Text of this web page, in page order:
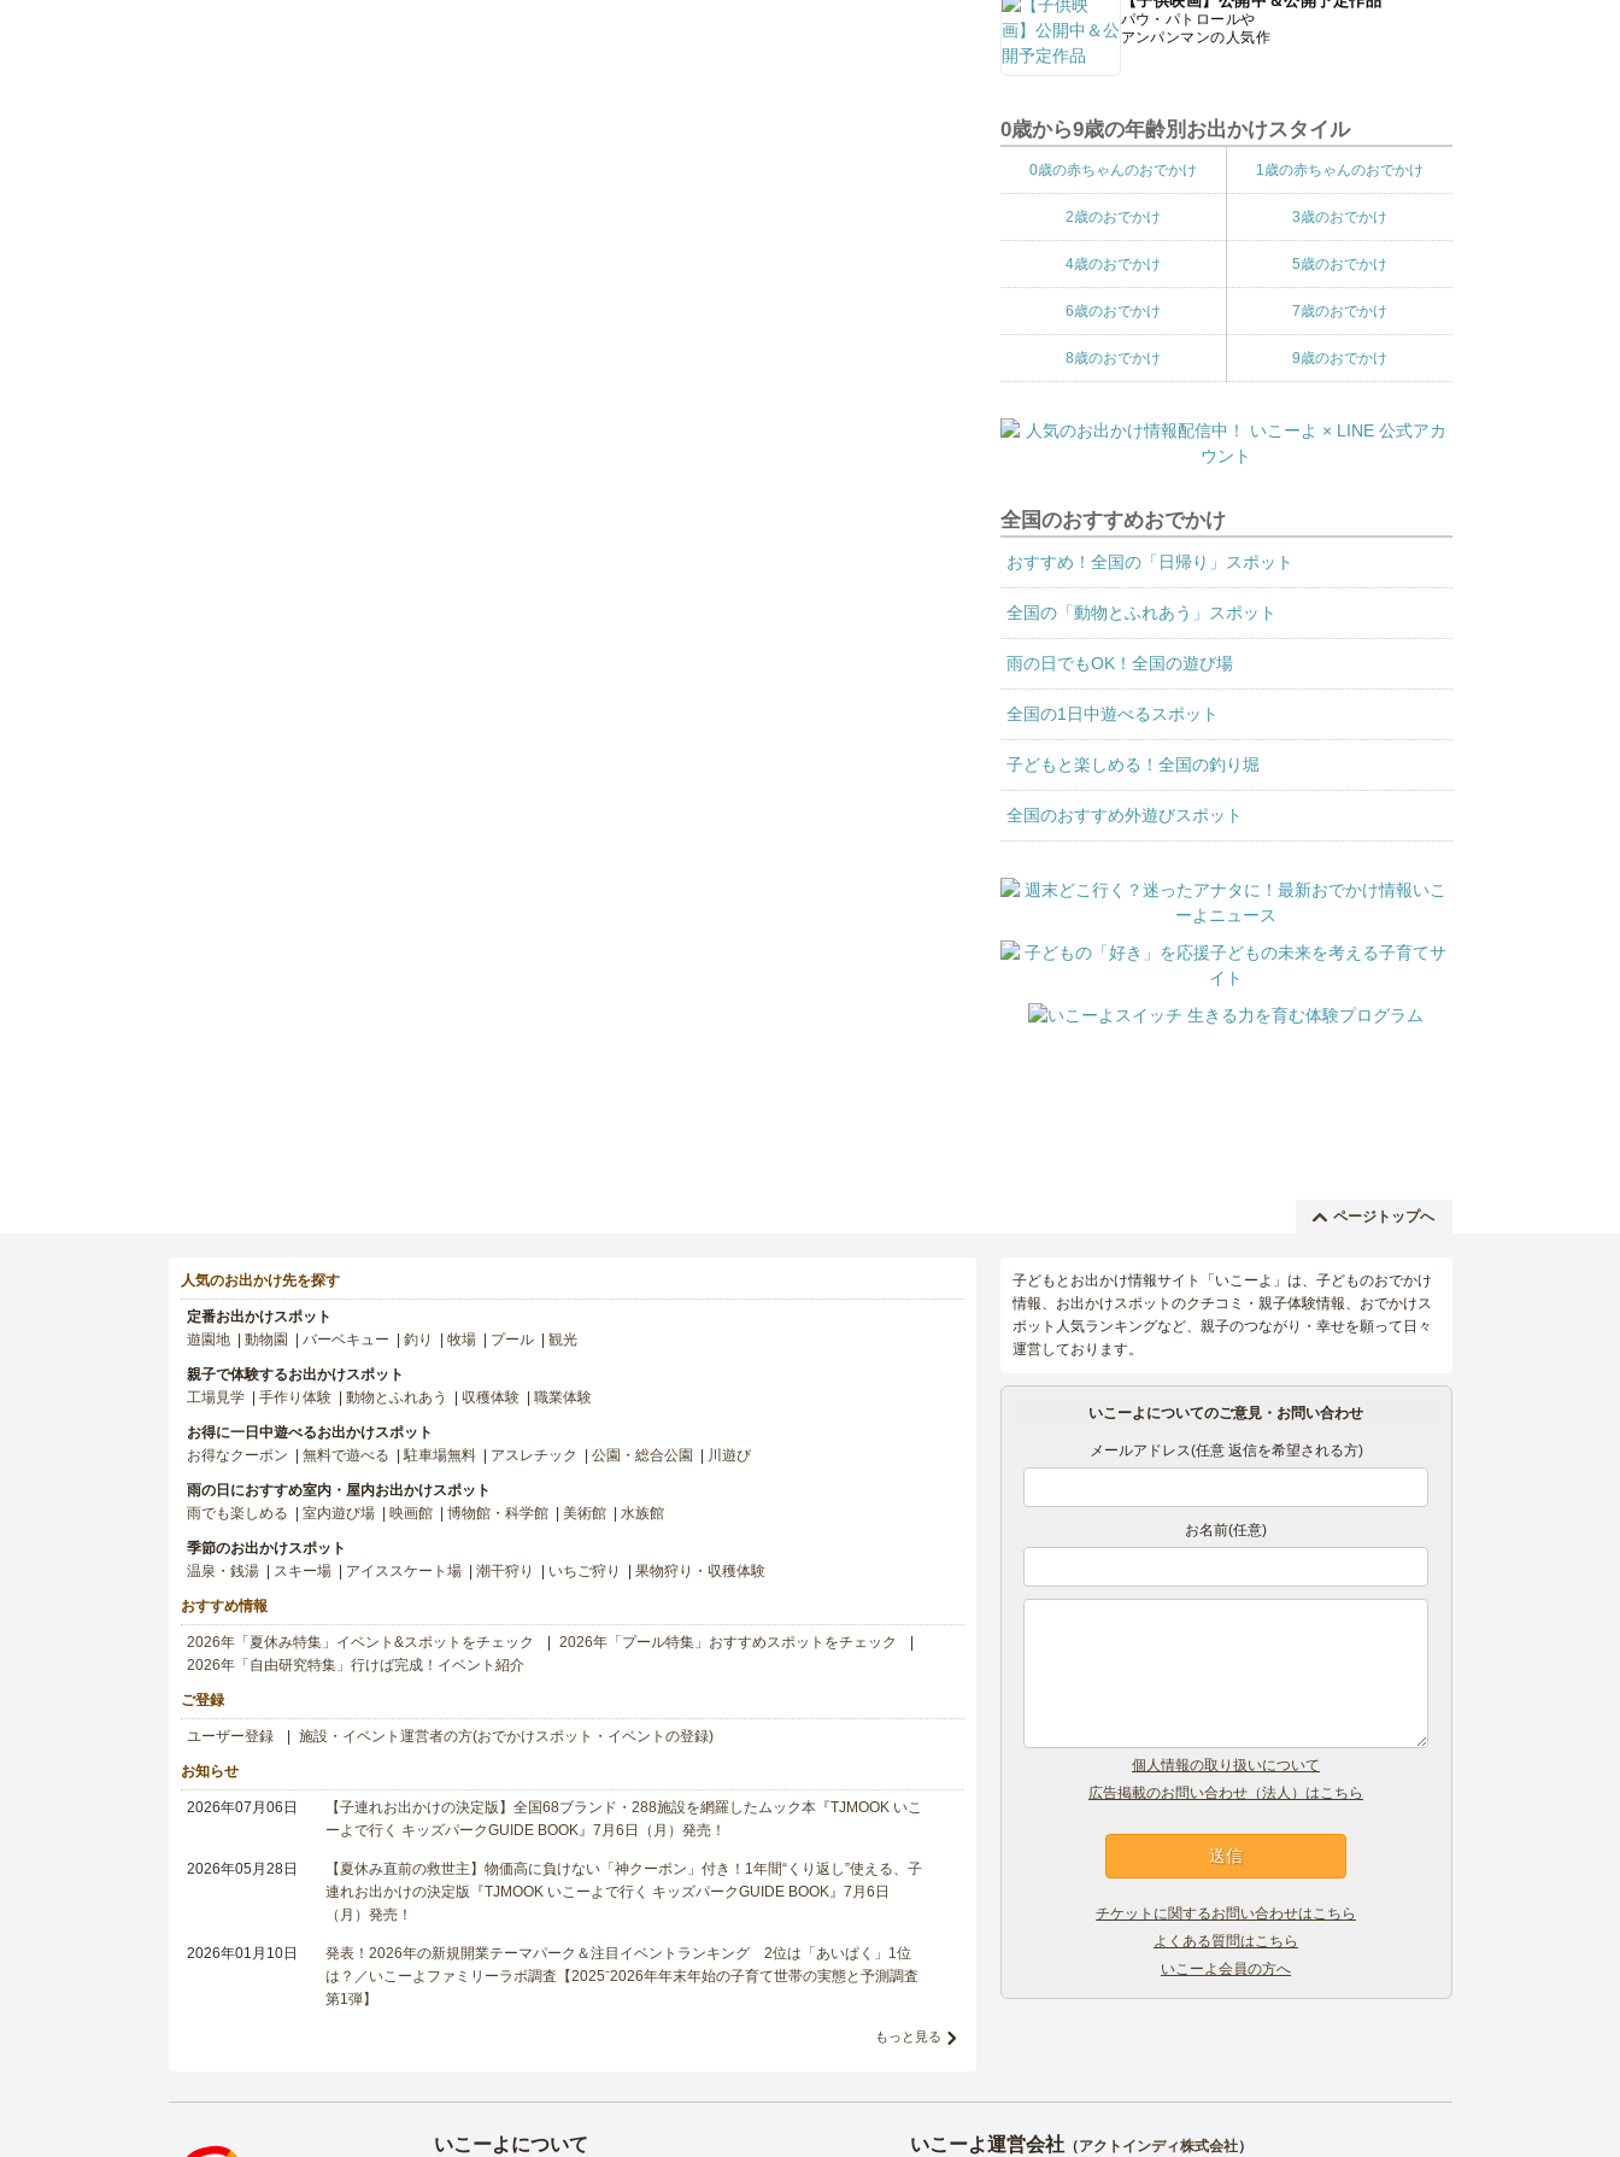
パウ・パトロールや
アンパンマンの人気作
0歳から9歳の年齢別お出かけスタイル
0歳の赤ちゃんのおでかけ 1歳の赤ちゃんのおでかけ
2歳のおでかけ 3歳のおでかけ
4歳のおでかけ 5歳のおでかけ
6歳のおでかけ 7歳のおでかけ
8歳のおでかけ 9歳のおでかけ
全国のおすすめおでかけ
おすすめ！全国の「日帰り」スポット
全国の「動物とふれあう」スポット
雨の日でもOK！全国の遊び場
全国の1日中遊べるスポット
子どもと楽しめる！全国の釣り堀
全国のおすすめ外遊びスポット
ページトップへ
人気のお出かけ先を探す
定番お出かけスポット
遊園地
動物園 バーベキュー 釣り 牧場 プール 観光
親子で体験するお出かけスポット
工場見学
手作り体験 動物とふれあう 収穫体験 職業体験
お得に一日中遊べるお出かけスポット
お得なクーポン
無料で遊べる 駐車場無料 アスレチック 公園・総合公園 川遊び
雨の日におすすめ室内・屋内お出かけスポット
雨でも楽しめる
室内遊び場 映画館 博物館・科学館 美術館 水族館
季節のお出かけスポット
温泉・銭湯
スキー場 アイススケート場 潮干狩り いちご狩り 果物狩り・収穫体験
おすすめ情報
2026年「夏休み特集」イベント&スポットをチェック
2026年「プール特集」おすすめスポットをチェック
2026年「自由研究特集」行けば完成！イベント紹介
ご登録
ユーザー登録 施設・イベント運営者の方(おでかけスポット・イベントの登録)
お知らせ
2026年07月06日
【子連れお出かけの決定版】全国68ブランド・288施設を網羅したムック本『TJMOOK いこ
ーよで行く キッズパークGUIDE BOOK』7月6日（月）発売！
2026年05月28日
【夏休み直前の救世主】物価高に負けない「神クーポン」付き！1年間“くり返し”使える、子
連れお出かけの決定版『TJMOOK いこーよで行く キッズパークGUIDE BOOK』7月6日
（月）発売！
2026年01月10日
発表！2026年の新規開業テーマパーク＆注目イベントランキング 2位は「あいぱく」1位
は？／いこーよファミリーラボ調査【2025⁻2026年年末年始の子育て世帯の実態と予測調査
第1弾】
もっと見る
子どもとお出かけ情報サイト「いこーよ」は、子どものおでかけ
情報、お出かけスポットのクチコミ・親子体験情報、おでかけス
ポット人気ランキングなど、親子のつながり・幸せを願って日々
運営しております。
いこーよについてのご意見・お問い合わせ
メールアドレス(任意 返信を希望される方)
お名前(任意)
個人情報の取り扱いについて
広告掲載のお問い合わせ（法人）はこちら
チケットに関するお問い合わせはこちら
よくある質問はこちら
いこーよ会員の方へ
いこーよについて いこーよ運営会社（アクトインディ株式会社）